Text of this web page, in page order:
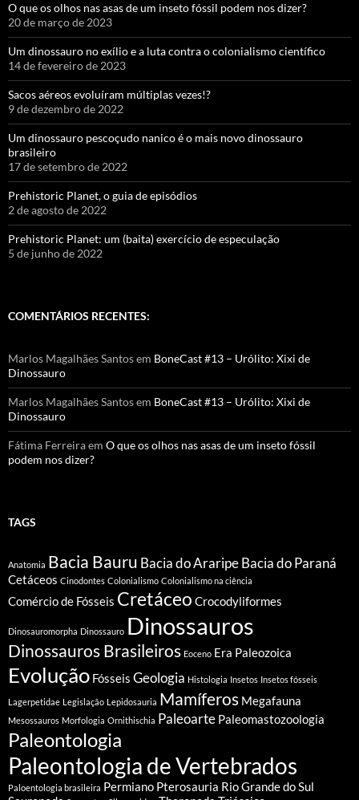
O que os olhos nas asas de um inseto fóssil podem nos dizer?
20 de março de 2023
Um dinossauro no exílio e a luta contra o colonialismo científico
14 de fevereiro de 2023
Sacos aéreos evoluíram múltiplas vezes!?
9 de dezembro de 2022
Um dinossauro pescoçudo nanico é o mais novo dinossauro
brasileiro
17 de setembro de 2022
Prehistoric Planet, o guia de episódios
2 de agosto de 2022
Prehistoric Planet: um (baita) exercício de especulação
5 de junho de 2022
COMENTÁRIOS RECENTES:
Marlos Magalhães Santosem BoneCast #13 – Urólito: Xixi de
Dinossauro
Marlos Magalhães Santosem BoneCast #13 – Urólito: Xixi de
Dinossauro
Fátima Ferreiraem O que os olhos nas asas de um inseto fóssil
podem nos dizer?
TAGS
Anatomia Bacia Bauru Bacia do AraripeBacia do Paraná
Cetáceos Cinodontes Colonialismo Colonialismo na ciência
Comércio de Fósseis Cretáceo Crocodyliformes
Dinosauromorpha Dinossauro Dinossauros
Dinossauros Brasileiros Eoceno Era Paleozoica
Evolução Fósseis Geologia Histologia Insetos Insetos fósseis
Lagerpetidae Legislação Lepidosauria Mamíferos Megafauna
Mesossauros Morfologia Ornithischia Paleoarte Paleomastozoologia
Paleontologia
Paleontologia de Vertebrados
Paloentologia brasileira Permiano Pterosauria Rio Grande do Sul